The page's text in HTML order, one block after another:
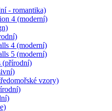
- romantika)
4 (moderní)
4 (moderní)
5 (moderní)
(přírodní)
vzory)